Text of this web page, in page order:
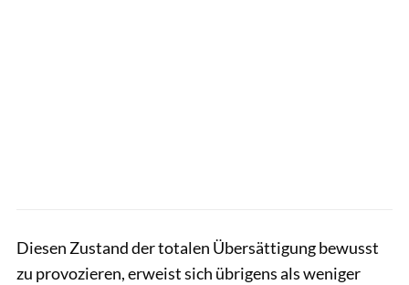
Diesen Zustand der totalen Übersättigung bewusst
zu provozieren, erweist sich übrigens als weniger